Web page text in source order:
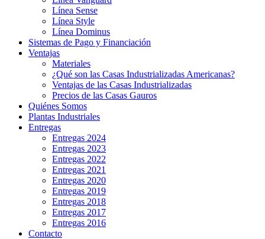
Línea Sense
Línea Style
Línea Dominus
Sistemas de Pago y Financiación
Ventajas
Materiales
¿Qué son las Casas Industrializadas Americanas?
Ventajas de las Casas Industrializadas
Precios de las Casas Gauros
Quiénes Somos
Plantas Industriales
Entregas
Entregas 2024
Entregas 2023
Entregas 2022
Entregas 2021
Entregas 2020
Entregas 2019
Entregas 2018
Entregas 2017
Entregas 2016
Contacto